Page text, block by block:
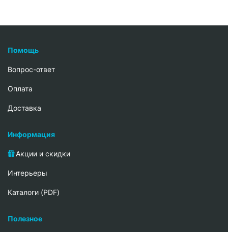
Помощь
Вопрос-ответ
Oплата
Доставка
Информация
Акции и скидки
Интерьеры
Каталоги (PDF)
Полезное